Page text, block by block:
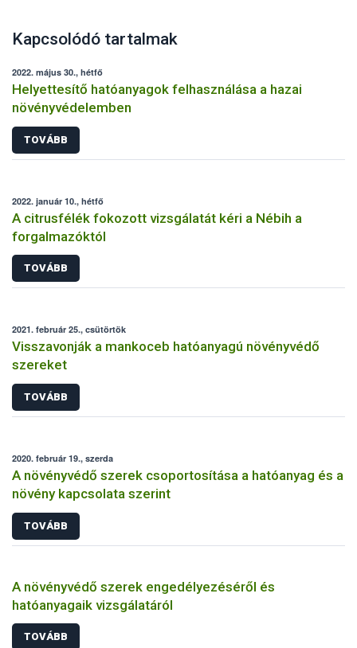
Kapcsolódó tartalmak
2022. május 30., hétfő
Helyettesítő hatóanyagok felhasználása a hazai
növényvédelemben
TOVÁBB
2022. január 10., hétfő
A citrusfélék fokozott vizsgálatát kéri a Nébih a
forgalmazóktól
TOVÁBB
2021. február 25., csütörtök
Visszavonják a mankoceb hatóanyagú növényvédő
szereket
TOVÁBB
2020. február 19., szerda
A növényvédő szerek csoportosítása a hatóanyag és a
növény kapcsolata szerint
TOVÁBB
A növényvédő szerek engedélyezéséről és
hatóanyagaik vizsgálatáról
TOVÁBB